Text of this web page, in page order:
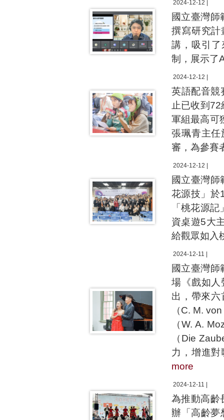
2024-12-12 |
國立臺灣
撰寫研究計
講，吸引
制，展示了
2024-12-12 |
英語配音競
止已收到
軍組最高可
張珮青主任
審，為參賽
2024-12-12 |
國立臺灣
花源技」於
「桃花源
資桌遊5大
給觀眾如入
2024-12-11 |
國立臺灣
場《戲如人
出，帶來六
（C. M.
（W. A.
（Die
力，增進
more
2024-12-11 |
為推動高齡
辦「高齡夢